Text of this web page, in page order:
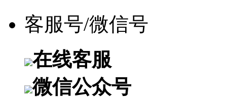
客服号/微信号
在线客服
微信公众号